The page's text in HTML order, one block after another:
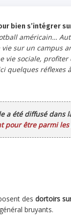
bien s’intégrer
américain…
sur un campus
vie sociale,
quelques
a été diffusé dans
pour être parmi
des dortoirs
bruyants.